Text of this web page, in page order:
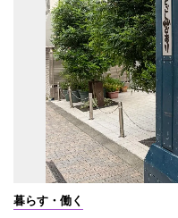
暮らす・働く